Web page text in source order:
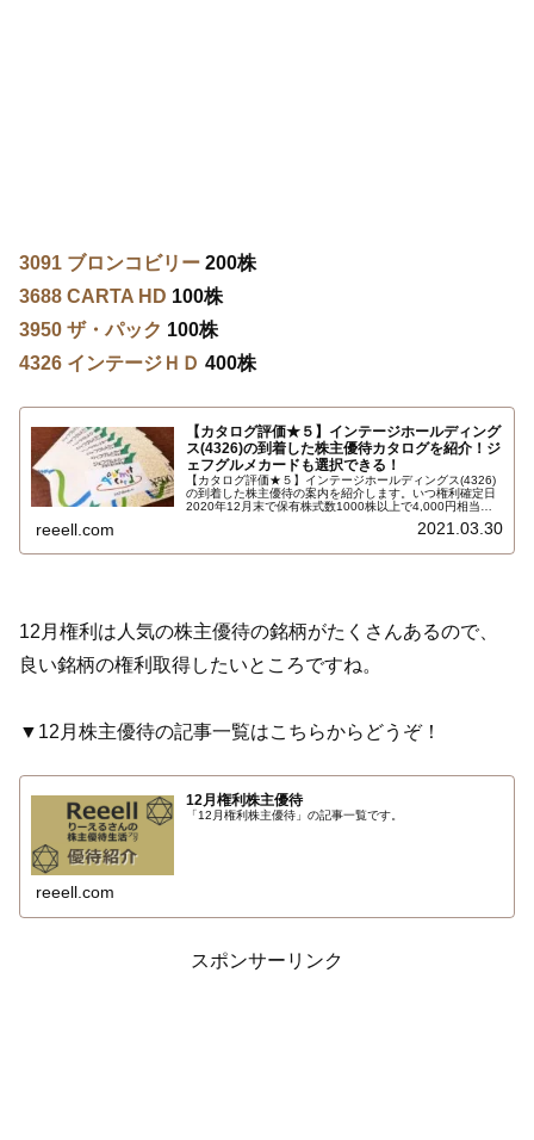
3091 ブロンコビリー 200株
3688 CARTA HD 100株
3950 ザ・パック 100株
4326 インテージＨＤ 400株
【カタログ評価★５】インテージホールディング
ス(4326)の到着した株主優待カタログを紹介！ジ
ェフグルメカードも選択できる！
【カタログ評価★５】インテージホールディングス(4326)
の到着した株主優待の案内を紹介します。いつ権利確定日
2020年12月末で保有株式数1000株以上で4,000円相当の
クオカードが選択できます。カタログ全部載せします…
reeell.com 2021.03.30
12月権利は人気の株主優待の銘柄がたくさんあるので、
良い銘柄の権利取得したいところですね。
▼12月株主優待の記事一覧はこちらからどうぞ！
12月権利株主優待
「12月権利株主優待」の記事一覧です。
reeell.com
スポンサーリンク